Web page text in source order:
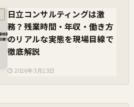
日立コンサルティングは激
務？残業時間・年収・働き方
のリアルな実態を現場目線で
徹底解説
2026年3月23日